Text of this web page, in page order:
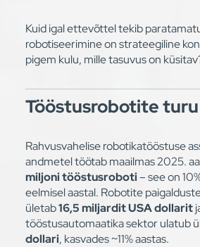
Kuid igal ettevõttel tekib
robotiseerimine on strateegiline
pigem kulu, mille tasuvus on
Tööstusrobotite
Rahvusvahelise robotikatööstuse
andmetel töötab maailmas 2025.
miljoni tööstusroboti– see on
eelmisel aastal. Robotite
ületab16,5 miljardit USA dollarit
tööstusautomaatika sektor ulatub
dollari, kasvades ~11% aastas.